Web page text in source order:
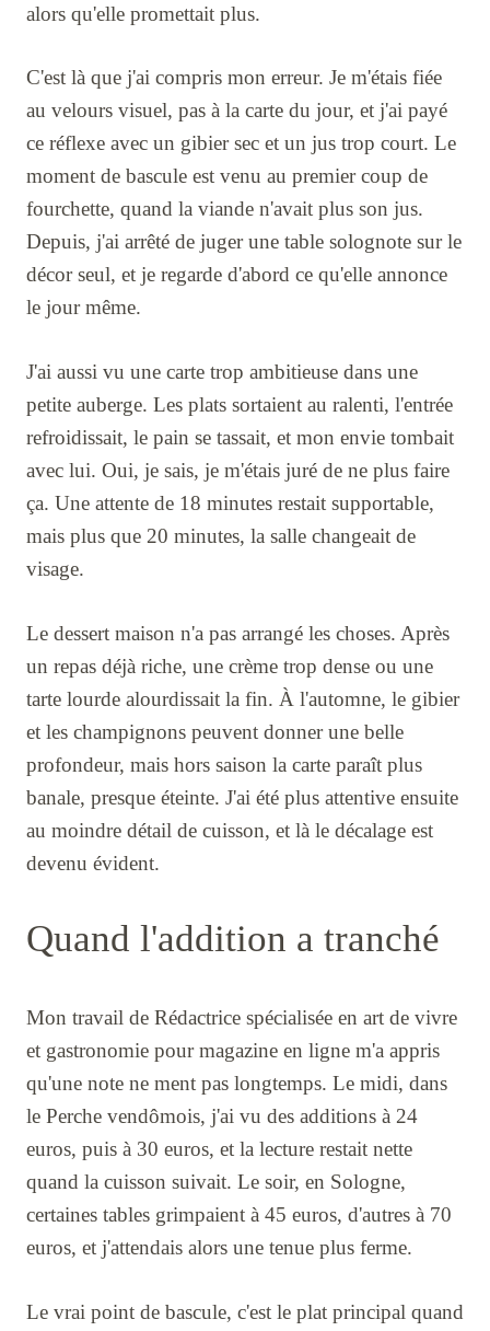
alors qu'elle promettait plus.
C'est là que j'ai compris mon erreur. Je m'étais fiée
au velours visuel, pas à la carte du jour, et j'ai payé
ce réflexe avec un gibier sec et un jus trop court. Le
moment de bascule est venu au premier coup de
fourchette, quand la viande n'avait plus son jus.
Depuis, j'ai arrêté de juger une table solognote sur le
décor seul, et je regarde d'abord ce qu'elle annonce
le jour même.
J'ai aussi vu une carte trop ambitieuse dans une
petite auberge. Les plats sortaient au ralenti, l'entrée
refroidissait, le pain se tassait, et mon envie tombait
avec lui. Oui, je sais, je m'étais juré de ne plus faire
ça. Une attente de 18 minutes restait supportable,
mais plus que 20 minutes, la salle changeait de
visage.
Le dessert maison n'a pas arrangé les choses. Après
un repas déjà riche, une crème trop dense ou une
tarte lourde alourdissait la fin. À l'automne, le gibier
et les champignons peuvent donner une belle
profondeur, mais hors saison la carte paraît plus
banale, presque éteinte. J'ai été plus attentive ensuite
au moindre détail de cuisson, et là le décalage est
devenu évident.
Quand l'addition a tranché
Mon travail de Rédactrice spécialisée en art de vivre
et gastronomie pour magazine en ligne m'a appris
qu'une note ne ment pas longtemps. Le midi, dans
le Perche vendômois, j'ai vu des additions à 24
euros, puis à 30 euros, et la lecture restait nette
quand la cuisson suivait. Le soir, en Sologne,
certaines tables grimpaient à 45 euros, d'autres à 70
euros, et j'attendais alors une tenue plus ferme.
Le vrai point de bascule, c'est le plat principal quand